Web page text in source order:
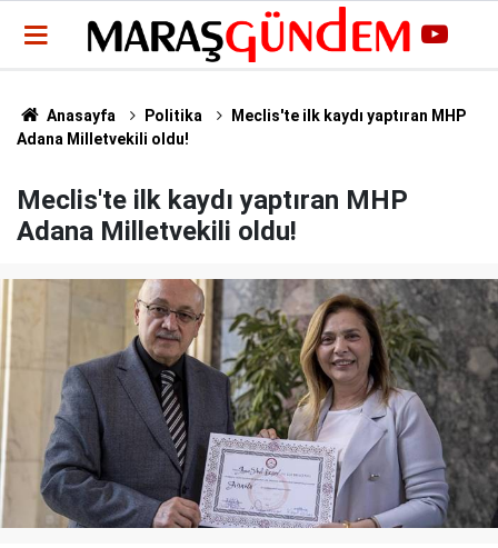
Anasayfa Politika
Meclis'te ilk kaydı yaptıran MHP
Adana Milletvekili oldu!
Meclis'te ilk kaydı yaptıran MHP
Adana Milletvekili oldu!